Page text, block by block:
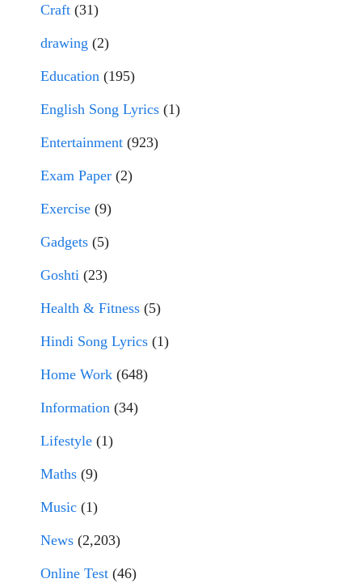
Craft (31)
drawing (2)
Education (195)
English Song Lyrics (1)
Entertainment (923)
Exam Paper (2)
Exercise (9)
Gadgets (5)
Goshti (23)
Health & Fitness (5)
Hindi Song Lyrics (1)
Home Work (648)
Information (34)
Lifestyle (1)
Maths (9)
Music (1)
News (2,203)
Online Test (46)